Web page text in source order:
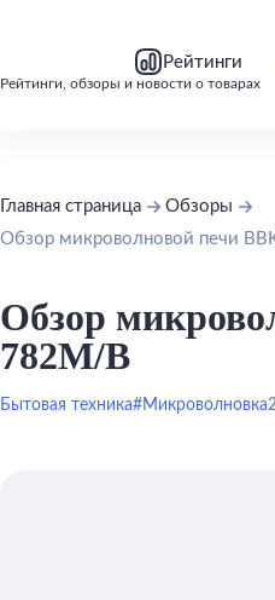
Рейтинги, обзоры и новости о товарах
Рейтинги
Главная страница
Обзоры
Обзор микроволновой печи
Обзор
782M/B
Бытовая техника#Микроволновка